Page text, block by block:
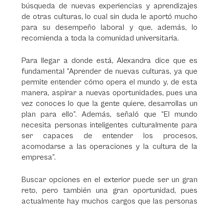
búsqueda de nuevas experiencias y aprendizajes
de otras culturas, lo cual sin duda le aportó mucho
para su desempeño laboral y que, además, lo
recomienda a toda la comunidad universitaria.
Para llegar a donde está, Alexandra dice que es
fundamental “Aprender de nuevas culturas, ya que
permite entender cómo opera el mundo y, de esta
manera, aspirar a nuevas oportunidades, pues una
vez conoces lo que la gente quiere, desarrollas un
plan para ello”. Además, señaló que “El mundo
necesita personas inteligentes culturalmente para
ser capaces de entender los procesos,
acomodarse a las operaciones y la cultura de la
empresa”.
Buscar opciones en el exterior puede ser un gran
reto, pero también una gran oportunidad, pues
actualmente hay muchos cargos que las personas